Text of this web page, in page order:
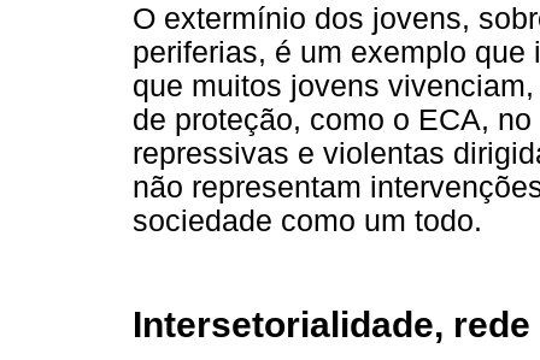
O extermínio dos jovens,
periferias, é um exemplo
que muitos jovens
de proteção, como o ECA,
repressivas e violentas
não representam
sociedade como um todo.
Intersetorialidade, rede